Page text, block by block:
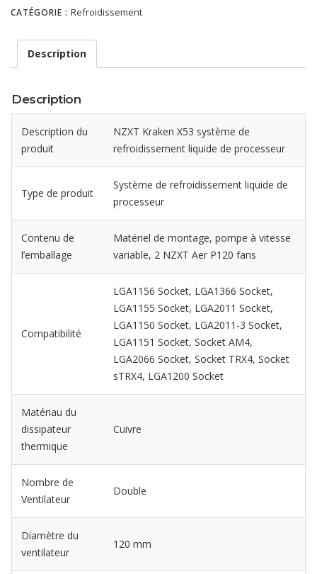
CATÉGORIE : Refroidissement
Description
Description
Description du
produit
NZXT Kraken X53 système de
refroidissement liquide de processeur
Type de produit
Système de refroidissement liquide de
processeur
Contenu de
l’emballage
Matériel de montage, pompe à vitesse
variable, 2 NZXT Aer P120 fans
Compatibilité
LGA1156 Socket, LGA1366 Socket,
LGA1155 Socket, LGA2011 Socket,
LGA1150 Socket, LGA2011-3 Socket,
LGA1151 Socket, Socket AM4,
LGA2066 Socket, Socket TRX4, Socket
sTRX4, LGA1200 Socket
Matériau du
dissipateur
thermique
Cuivre
Nombre de
Ventilateur
Double
Diamètre du
ventilateur
120 mm